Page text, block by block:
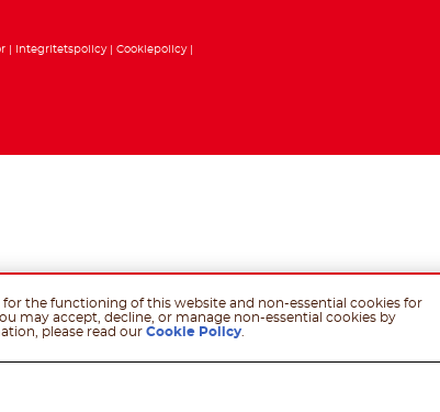
Integritetspolicy
Cookiepolicy
the functioning of this website and non-essential cookies for
may accept, decline, or manage non-essential cookies by
please read our Cookie Policy